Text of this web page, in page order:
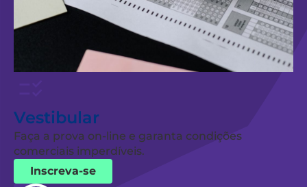
Vestibular
Faça a prova on-line e garanta condições
comerciais imperdíveis.
Inscreva-se